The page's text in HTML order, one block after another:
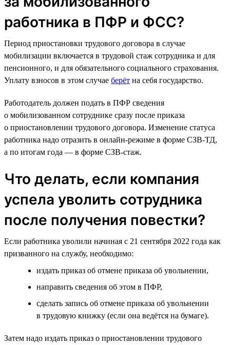
работника в ПФР и ФСС?
Период приостановки трудового договора в случае
мобилизации включается в трудовой стаж сотрудника и для
пенсионного, и для обязательного социального страхования.
Уплату взносов в этом случае берёт на себя государство.
Работодатель должен подать в ПФР сведения
о мобилизованном сотруднике сразу после приказа
о приостановлении трудового договора. Изменение статуса
работника надо отразить в онлайн-режиме в форме СЗВ-ТД,
а по итогам года — в форме СЗВ-стаж.
Что делать, если компания
успела уволить сотрудника
после получения повестки?
Если работника уволили начиная с 21 сентября 2022 года как
призванного на службу, необходимо:
издать приказ об отмене приказа об увольнении,
направить сведения об этом в ПФР,
сделать запись об отмене приказа об увольнении
в трудовую книжку (если она ведётся на бумаге).
Затем надо издать приказ о приостановлении трудового